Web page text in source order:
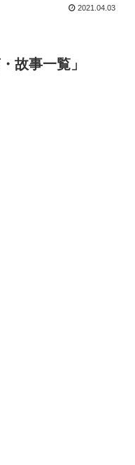
2021.04.03
故事一覧」